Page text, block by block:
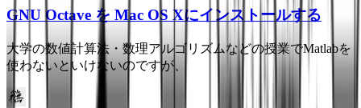
GNU Octave を Mac OS Xにインストールする
大学の数値計算法・数理アルゴリズムなどの授業でMatlabを
使わないといけないのですが、